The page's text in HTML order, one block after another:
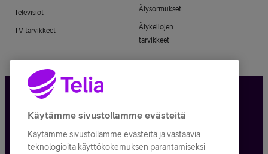
Televisiot
TV-tarvikkeet
Älysormukset
Älykellojen
tarvikkeet
Tietosuoja ja -turva
Tilauksen peruuttaminen
Käytämme sivustollamme evästeitä
Käytämme sivustollamme evästeitä ja vastaavia
teknologioita käyttökokemuksen parantamiseksi